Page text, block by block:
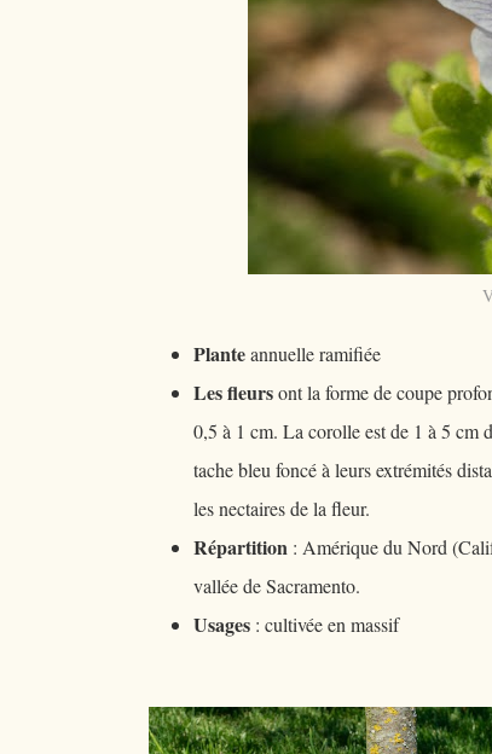
Planteannuelle ramifiée
Les fleursont la forme de coupe
0,5 à 1 cm. La corolle est de 1 à 5 cm
tache bleu foncé à leurs extrémités
les nectaires de la fleur.
Répartition : Amérique du Nord
vallée de Sacramento.
Usages: cultivée en massif